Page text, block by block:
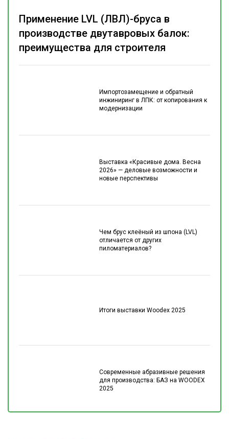
Импортозамещение и обратный
инжиниринг в ЛПК: от копирования к
модернизации
Выставка «Красивые дома. Весна
2026» — деловые возможности и
новые перспективы
Чем брус клеёный из шпона (LVL)
отличается от других
пиломатериалов?
Итоги выставки Woodex 2025
Современные абразивные решения
для производства: БАЗ на WOODEX
2025
Применение LVL (ЛВЛ)-бруса в
производстве двутавровых балок:
преимущества для строителя